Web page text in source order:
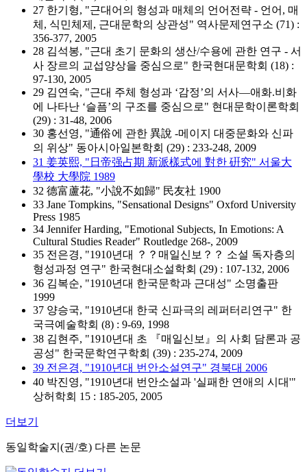
27 한기형, "근대어의 형성과 매체의 언어전략 - 언어, 매
체, 식민체제, 근대문학의 상관성" 역사문제연구소 (71) :
356-377, 2005
28 김석봉, "근대 초기 문화의 생산/수용에 관한 연구 - 서
사 장르의 교섭양상을 중심으로" 한국현대문학회 (18) :
97-130, 2005
29 김연숙, "근대 주체 형성과 ‘감정’의 서사―애화.비화
에 나타난 ‘슬픔’의 구조를 중심으로" 현대문학이론학회
(29) : 31-48, 2006
30 홍선영, "通俗에 관한 異說 -메이지 대중문화와 신파
의 위상" 동아시아일본학회 (29) : 233-248, 2009
31 姜英熙, "日帝强占期 新派樣式에 對한 硏究" 서울大
學校 大學院 1989
32 德富蘆花, "小說不如歸" 民友社 1900
33 Jane Tompkins, "Sensational Designs" Oxford University
Press 1985
34 Jennifer Harding, "Emotional Subjects, In Emotions: A
Cultural Studies Reader" Routledge 268-, 2009
35 전은경, "1910년대 ？？매일신보？？ 소설 독자층의
형성과정 연구" 한국현대소설학회 (29) : 107-132, 2006
36 김복순, "1910년대 한국문학과 근대성" 소명출판
1999
37 양승국, "1910년대 한국 신파극의 레퍼터리연구" 한
국극예술학회 (8) : 9-69, 1998
38 김현주, "1910년대 초 『매일신보』의 사회 담론과 공
공성" 한국문학연구학회 (39) : 235-274, 2009
39 전은경, "1910년대 번안소설연구" 경북대 2006
40 박진영, "1910년대 번안소설과 '실패한 연애의 시대'"
상허학회 15 : 185-205, 2005
더보기
동일학술지(권/호) 다른 논문